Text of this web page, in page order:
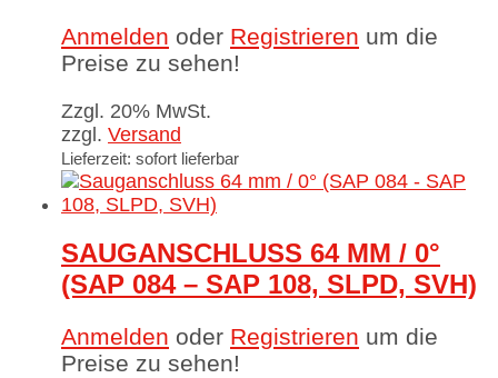
Anmelden oder Registrieren um die
Preise zu sehen!
Zzgl. 20% MwSt.
zzgl. Versand
Lieferzeit: sofort lieferbar
SAUGANSCHLUSS 64 MM / 0°
(SAP 084 – SAP 108, SLPD, SVH)
Anmelden oder Registrieren um die
Preise zu sehen!